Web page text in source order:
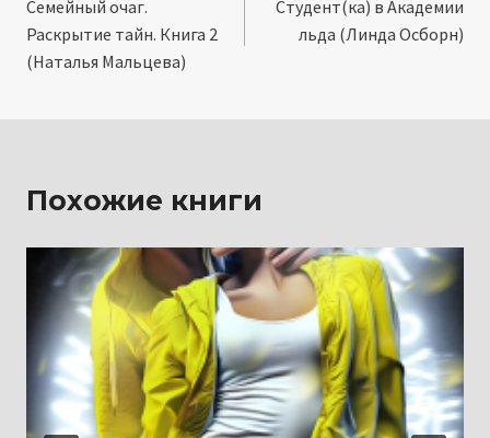
по
записям
Семейный очаг.
Раскрытие тайн. Книга 2
(Наталья Мальцева)
Студент(ка) в Академии
льда (Линда Осборн)
Похожие книги